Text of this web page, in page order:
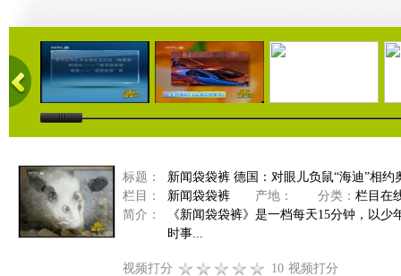
01:24 01:26 01:21
标题：
新闻袋袋裤 德国：对眼儿负鼠“海迪”相约
栏目：
新闻袋袋裤 产地： 分类： 栏目在
简介：
《新闻袋袋裤》是一档每天15分钟，以
时事...
视频打分 10 视频打分